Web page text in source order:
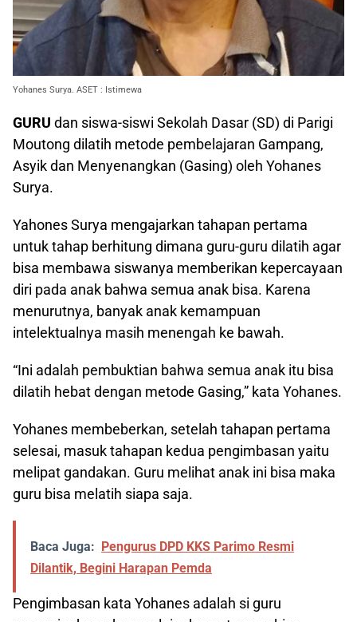
Yohanes Surya. ASET : Istimewa
GURU dan siswa-siswi Sekolah Dasar (SD) di Parigi
Moutong dilatih metode pembelajaran Gampang,
Asyik dan Menyenangkan (Gasing) oleh Yohanes
Surya.
Yahones Surya mengajarkan tahapan pertama
untuk tahap berhitung dimana guru-guru dilatih agar
bisa membawa siswanya memberikan kepercayaan
diri pada anak bahwa semua anak bisa. Karena
menurutnya, banyak anak kemampuan
intelektualnya masih menengah ke bawah.
“Ini adalah pembuktian bahwa semua anak itu bisa
dilatih hebat dengan metode Gasing,” kata Yohanes.
Yohanes membeberkan, setelah tahapan pertama
selesai, masuk tahapan kedua pengimbasan yaitu
melipat gandakan. Guru melihat anak ini bisa maka
guru bisa melatih siapa saja.
Baca Juga: Pengurus DPD KKS Parimo Resmi
Dilantik, Begini Harapan Pemda
Pengimbasan kata Yohanes adalah si guru